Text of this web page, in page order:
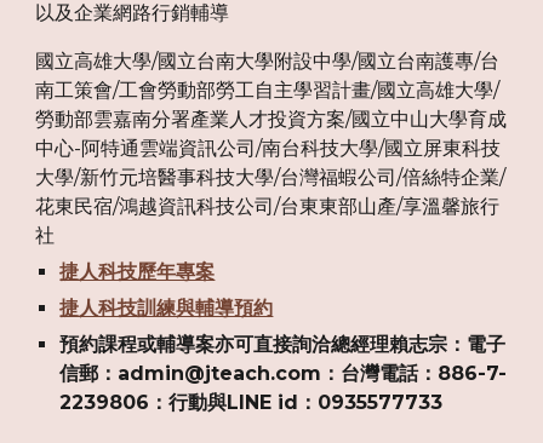
以及企業網路行銷輔導
國立高雄大學/國立台南大學附設中學/國立台南護專/台
南工策會/工會勞動部勞工自主學習計畫/國立高雄大學/
勞動部雲嘉南分署產業人才投資方案/國立中山大學育成
中心-阿特通雲端資訊公司/南台科技大學/國立屏東科技
大學/新竹元培醫事科技大學/台灣福蝦公司/倍絲特企業/
花東民宿/鴻越資訊科技公司/台東東部山產/享溫馨旅行
社
捷人科技歷年專案
捷人科技訓練與輔導預約
預約課程或輔導案亦可直接詢洽總經理賴志宗：電子
信郵：admin@jteach.com：台灣電話：886-7-
2239806：行動與LINE id：0935577733